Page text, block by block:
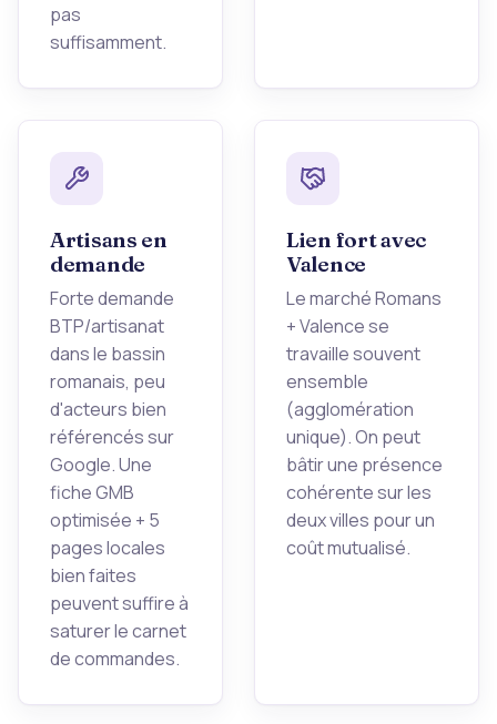
pas
suffisamment.
Artisans en
demande
Forte demande
BTP/artisanat
dans le bassin
romanais, peu
d'acteurs bien
référencés sur
Google. Une
fiche GMB
optimisée + 5
pages locales
bien faites
peuvent suffire à
saturer le carnet
de commandes.
Lien fort avec
Valence
Le marché Romans
+ Valence se
travaille souvent
ensemble
(agglomération
unique). On peut
bâtir une présence
cohérente sur les
deux villes pour un
coût mutualisé.